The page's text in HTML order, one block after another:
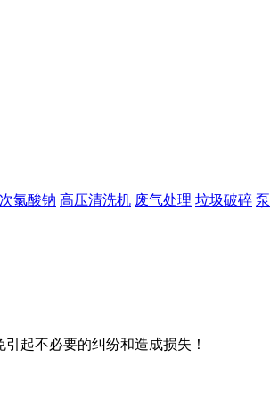
次氯酸钠 高压清洗机 废气处理 垃圾破碎 泵
起不必要的纠纷和造成损失！